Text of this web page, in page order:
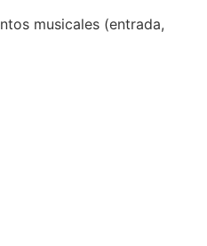
musicales (entrada,